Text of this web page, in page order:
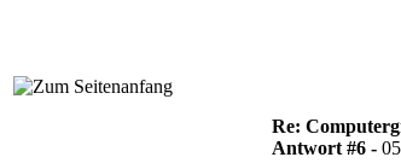
Re:
Antwort #6 -